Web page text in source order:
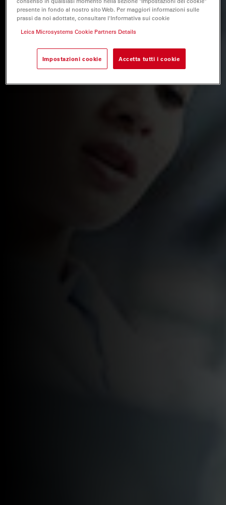
presente in fondo al nostro sito Web. Per maggiori informazioni sulle
prassi da noi adottate, consultare l'Informativa sui cookie
Leica Microsystems Cookie Partners Details
Impostazioni cookie Accetta tutti i cookie